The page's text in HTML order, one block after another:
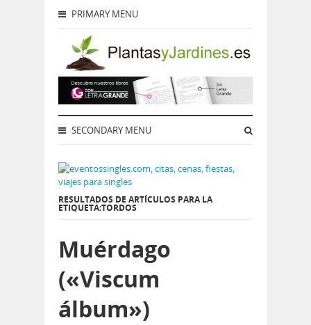
PRIMARY MENU
SECONDARY MENU
RESULTADOS DE ARTÍCULOS PARA LA
ETIQUETA:TORDOS
Muérdago
(«Viscum
álbum»)